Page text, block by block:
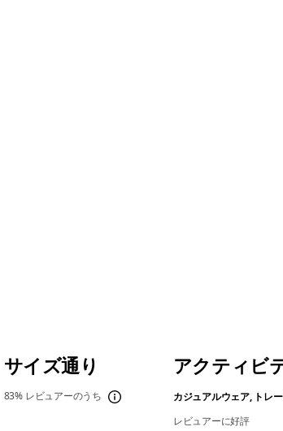
サイズ通り
83% レビュアーのうち
アクティビ
カジュアルウェア, トレ
レビュアーに好評